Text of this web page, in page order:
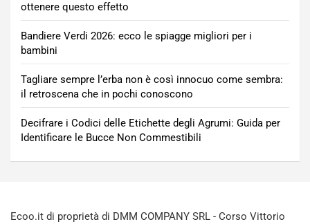
ottenere questo effetto
Bandiere Verdi 2026: ecco le spiagge migliori per i
bambini
Tagliare sempre l’erba non è così innocuo come sembra:
il retroscena che in pochi conoscono
Decifrare i Codici delle Etichette degli Agrumi: Guida per
Identificare le Bucce Non Commestibili
Ecoo.it di proprietà di DMM COMPANY SRL - Corso Vittorio